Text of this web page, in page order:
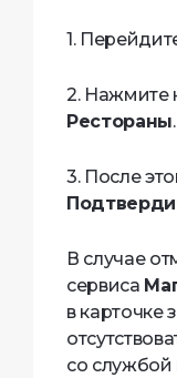
1.
2. Нажмите
Рестораны.
3. После
В случае
сервиса
в карточке
со